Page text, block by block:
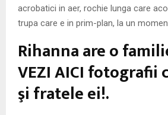
acrobatici in aer, rochie lunga care
trupa care e in prim-plan, la un
Rihanna are o
VEZI AICI fotografii
şi fratele ei!.